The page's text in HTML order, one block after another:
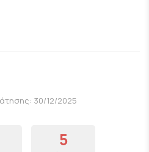
30/12/2025
5